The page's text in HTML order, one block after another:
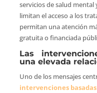
servicios de salud mental
limitan el acceso a los
permitan una atención
gratuita o financiada
Las
una elevada
Uno de los mensajes
intervenciones